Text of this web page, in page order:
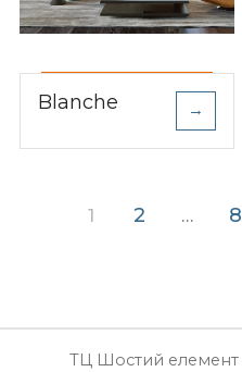
Blanche →
Пагінація
1 2 … 8
ТЦ Шостий елемент